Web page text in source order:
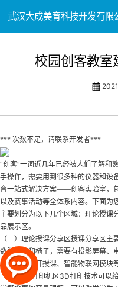
武汉大成美育科技开发有限
校园创客教室
*** 次数不足，请联系开发者***
“创客”一词近几年已经被人们了解和
手操作，需要用到很多种的仪器和设
育一站式解决方案——创客实验室，
以及赛事活动等全体系内容。下面为
主要划分为以下几个区域：理论授
品展示区。
（一）理论授课分享区授课分享区
数张长桌和椅子，需要有投影屏幕、
坊开设、公开授课、智能物联网模块等
（二）3D打印机区3D打印技术可以